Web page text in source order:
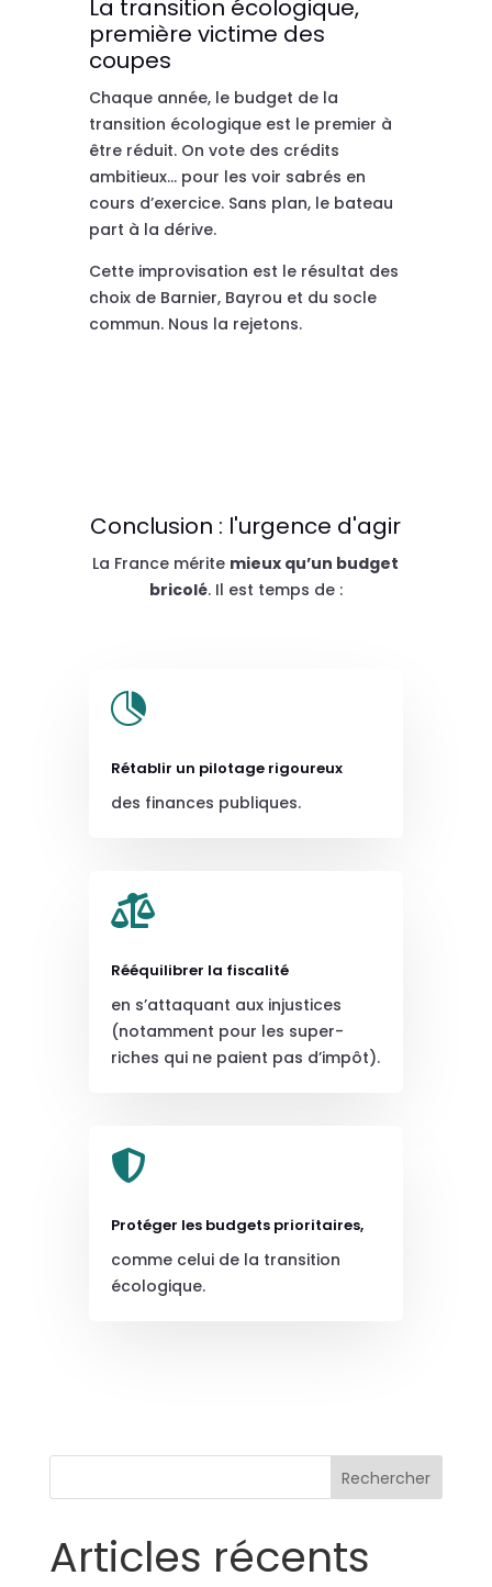
La transition écologique,
première victime des
coupes
Chaque année, le budget de la
transition écologique est le premier à
être réduit. On vote des crédits
ambitieux… pour les voir sabrés en
cours d’exercice. Sans plan, le bateau
part à la dérive.
Cette improvisation est le résultat des
choix de Barnier, Bayrou et du socle
commun. Nous la rejetons.
Conclusion : l'urgence d'agir
La France mérite mieux qu’un budget
bricolé. Il est temps de :

Rétablir un pilotage rigoureux
des finances publiques.

Rééquilibrer la fiscalité
en s’attaquant aux injustices
(notamment pour les super-
riches qui ne paient pas d’impôt).

Protéger les budgets prioritaires,
comme celui de la transition
écologique.
Rechercher
Articles récents